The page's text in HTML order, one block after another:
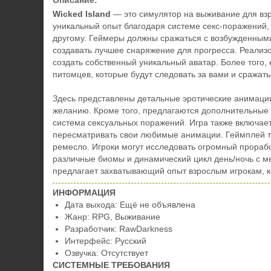
Wicked Island — это симулятор на выживание для
уникальный опыт благодаря системе секс-
другому. Геймеры должны сражаться с
создавать лучшее снаряжение для прогресса.
создать собственный уникальный аватар. Более
питомцев, которые будут следовать за вами и
Здесь представлены детальные эротические
желанию. Кроме того, предлагаются
система сексуальных поражений. Игра также
пересматривать свои любимые анимации. Геймплей
ремесло. Игроки могут исследовать огромный
различные биомы и динамический цикл день/ночь с
предлагает захватывающий опыт взрослым игрокам,
ИНФОРМАЦИЯ
Дата выхода: Ещё не объявлена
Жанр: RPG, Выживание
Разработчик: RawDarkness
Интерфейс: Русский
Озвучка: Отсутствует
СИСТЕМНЫЕ ТРЕБОВАНИЯ